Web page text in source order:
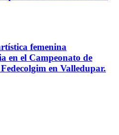
femenina
en el Campeonato de
en Valledupar.